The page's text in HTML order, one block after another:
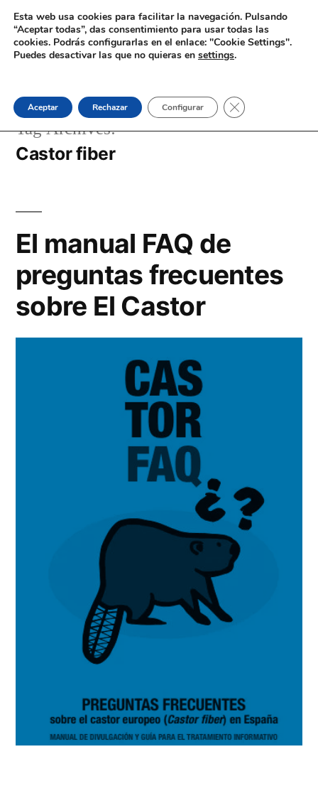
Skip
EL CASTOR
especie clave para los
ríos y los humanos
Tag Archives:
Castor fiber
El manual FAQ de
preguntas frecuentes
sobre El Castor
Esta web usa cookies para facilitar la navegación. Pulsando
“Aceptar todas”, das consentimiento para usar todas las
cookies. Podrás configurarlas en el enlace: "Cookie Settings".
Puedes desactivar las que no quieras en settings.
Aceptar Rechazar Configurar Close GDPR